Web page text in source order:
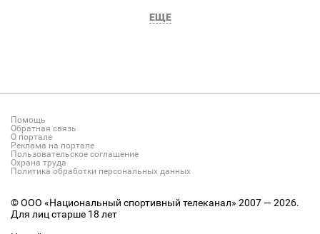
ЕЩЕ
Помощь
Обратная связь
О портале
Реклама на портале
Пользовательское соглашение
Охрана труда
Политика обработки персональных данных
© ООО «Национальный спортивный телеканал» 2007 — 2026.
Для лиц старше 18 лет